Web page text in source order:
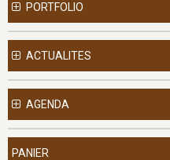
PORTFOLIO
ACTUALITES
AGENDA
PANIER